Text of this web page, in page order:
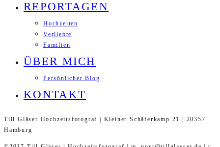
REPORTAGEN
Hochzeiten
Verliebte
Familien
ÜBER MICH
Persönlicher Blog
KONTAKT
Till Gläser Hochzeitsfotograf | Kleiner Schäferkamp 21 | 20357
Hamburg